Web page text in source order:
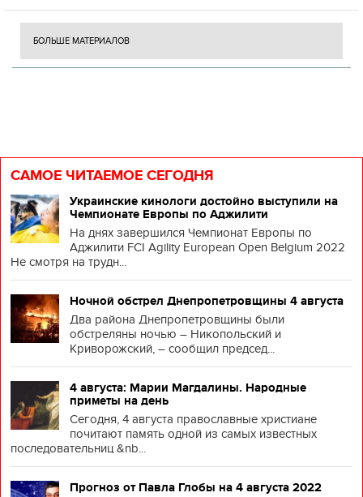
БОЛЬШЕ МАТЕРИАЛОВ
САМОЕ ЧИТАЕМОЕ СЕГОДНЯ
Украинские кинологи достойно выступили на
Чемпионате Европы по Аджилити
На днях завершился Чемпионат Европы по
Аджилити FCI Agility European Open Belgium 2022
Не смотря на трудн...
Ночной обстрел Днепропетровщины 4 августа
Два района Днепропетровщины были
обстреляны ночью – Никопольский и
Криворожский, – сообщил председ...
4 августа: Марии Магдалины. Народные
приметы на день
Сегодня, 4 августа православные христиане
почитают память одной из самых известных
последовательниц &nb...
Прогноз от Павла Глобы на 4 августа 2022